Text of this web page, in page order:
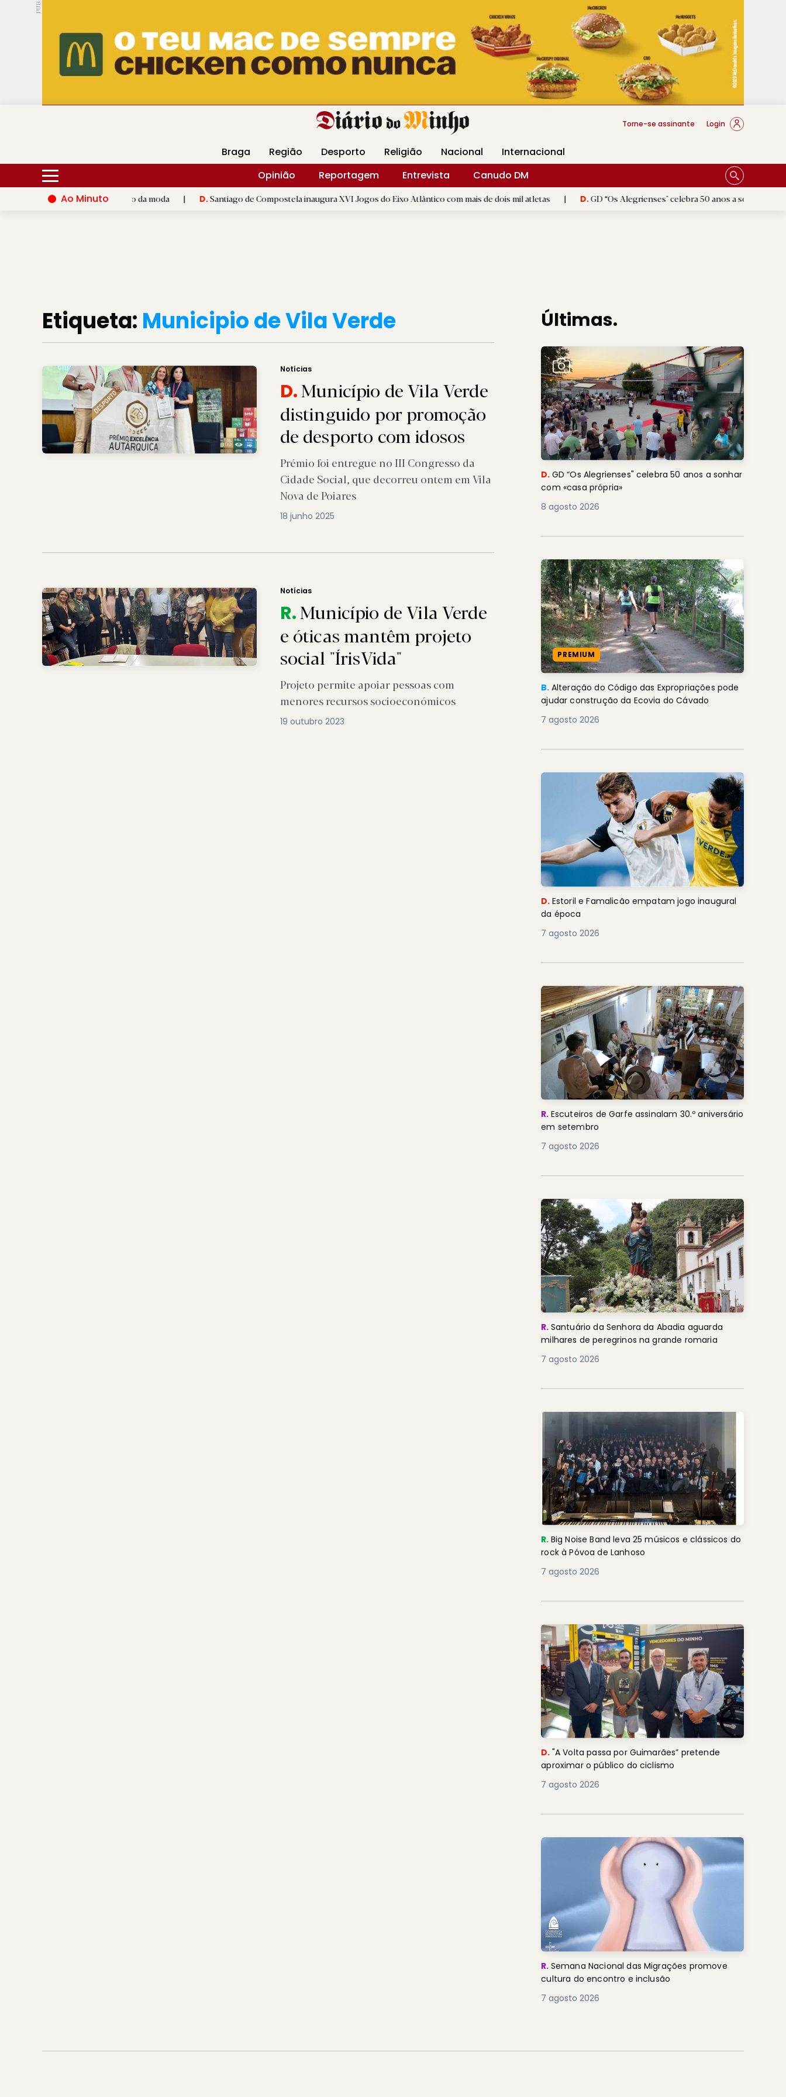
PUB.
Hoje 18ºC 29ºC DMtv Revista Minha Gráfica DM Livraria DM Arquidiocese Braga
Torne-se assinante Login
Braga Região Desporto Religião Nacional
Internacional
Opinião
Reportagem Entrevista
Canudo DM
Ao Minuto
inovação do mundo da moda | D.Santiago de Compostela inaugura XVI Jogos do Eixo Atlântico com mais de dois mil atletas | D.GD “Os Alegrienses" celebra 50 anos a sonhar com «casa
Etiqueta: Municipio de Vila Verde
Notícias
D.Município de Vila Verde
distinguido por promoção
de desporto com idosos
Prémio foi entregue no III Congresso da
Cidade Social, que decorreu ontem em Vila
Nova de Poiares
18 junho 2025
Notícias
R.Município de Vila Verde
e óticas mantêm projeto
social "ÍrisVida"
Projeto permite apoiar pessoas com
menores recursos socioeconómicos
19 outubro 2023
Últimas.
D. GD “Os Alegrienses" celebra 50 anos a sonhar
com «casa própria»
8 agosto 2026
PREMIUM
B. Alteração do Código das Expropriações pode
ajudar construção da Ecovia do Cávado
7 agosto 2026
D. Estoril e Famalicão empatam jogo inaugural
da época
7 agosto 2026
R. Escuteiros de Garfe assinalam 30.º aniversário
em setembro
7 agosto 2026
R. Santuário da Senhora da Abadia aguarda
milhares de peregrinos na grande romaria
7 agosto 2026
R. Big Noise Band leva 25 músicos e clássicos do
rock à Póvoa de Lanhoso
7 agosto 2026
D. "A Volta passa por Guimarães” pretende
aproximar o público do ciclismo
7 agosto 2026
R. Semana Nacional das Migrações promove
cultura do encontro e inclusão
7 agosto 2026